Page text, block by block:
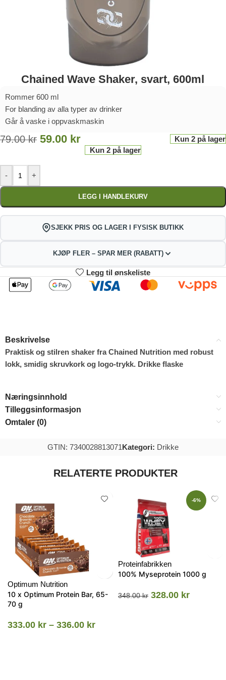
Chained Wave Shaker, svart, 600ml
Rommer 600 ml
For blanding av alla typer av drinker
Går å vaske i oppvaskmaskin
79.00kr 59.00 kr
Kun 2 på lager
Kun 2 på lager
- +
LEGG I HANDLEKURV
SJEKK PRIS OG LAGER I FYSISK BUTIKK
KJØP FLER – SPAR MER (RABATT)
2
58.41
kr
3-4
57.82
4%
Legg til ønskeliste
Beskrivelse
Praktisk og stilren shaker fra Chained Nutrition med robust
lokk, smidig skruvkork og logo-trykk. Drikke flaske
Næringsinnhold
Tilleggsinformasjon
Omtaler (0)
GTIN: 7340028813071Kategori: Drikke
RELATERTE PRODUKTER
Optimum Nutrition
10 x Optimum Protein Bar, 65-
70 g
333.00 kr – 336.00 kr
-6%
Proteinfabrikken
100% Myseprotein 1000 g
348.00kr 328.00 kr